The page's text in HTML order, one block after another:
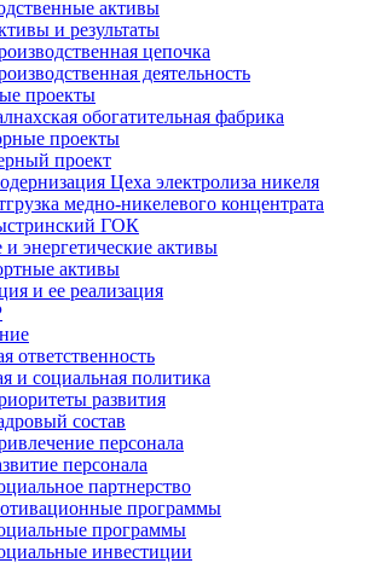
активы
и результаты
цепочка
деятельность
проекты
обогатительная фабрика
проекты
проект
Цеха электролиза никеля
медно-никелевого концентрата
ГОК
и энергетические активы
активы
и ее реализация
ответственность
и социальная политика
развития
состав
персонала
персонала
партнерство
программы
программы
инвестиции